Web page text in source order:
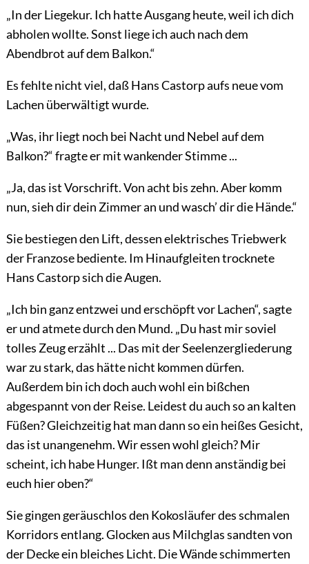
„In der Liegekur. Ich hatte Ausgang heute, weil ich dich
abholen wollte. Sonst liege ich auch nach dem
Abendbrot auf dem Balkon.“
Es fehlte nicht viel, daß Hans Castorp aufs neue vom
Lachen überwältigt wurde.
„Was, ihr liegt noch bei Nacht und Nebel auf dem
Balkon?“ fragte er mit wankender Stimme ...
„Ja, das ist Vorschrift. Von acht bis zehn. Aber komm
nun, sieh dir dein Zimmer an und wasch’ dir die Hände.“
Sie bestiegen den Lift, dessen elektrisches Triebwerk
der Franzose bediente. Im Hinaufgleiten trocknete
Hans Castorp sich die Augen.
„Ich bin ganz entzwei und erschöpft vor Lachen“, sagte
er und atmete durch den Mund. „Du hast mir soviel
tolles Zeug erzählt ... Das mit der Seelenzergliederung
war zu stark, das hätte nicht kommen dürfen.
Außerdem bin ich doch auch wohl ein bißchen
abgespannt von der Reise. Leidest du auch so an kalten
Füßen? Gleichzeitig hat man dann so ein heißes Gesicht,
das ist unangenehm. Wir essen wohl gleich? Mir
scheint, ich habe Hunger. Ißt man denn anständig bei
euch hier oben?“
Sie gingen geräuschlos den Kokosläufer des schmalen
Korridors entlang. Glocken aus Milchglas sandten von
der Decke ein bleiches Licht. Die Wände schimmerten